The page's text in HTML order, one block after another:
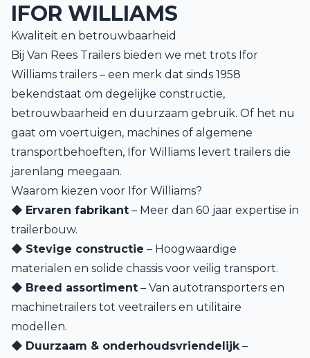
IFOR WILLIAMS
Kwaliteit en betrouwbaarheid
Bij Van Rees Trailers bieden we met trots Ifor
Williams trailers – een merk dat sinds 1958
bekendstaat om degelijke constructie,
betrouwbaarheid en duurzaam gebruik. Of het nu
gaat om voertuigen, machines of algemene
transportbehoeften, Ifor Williams levert trailers die
jarenlang meegaan.
Waarom kiezen voor Ifor Williams?
◆ Ervaren fabrikant – Meer dan 60 jaar expertise in
trailerbouw.
◆ Stevige constructie – Hoogwaardige
materialen en solide chassis voor veilig transport.
◆ Breed assortiment – Van autotransporters en
machinetrailers tot veetrailers en utilitaire
modellen.
◆ Duurzaam & onderhoudsvriendelijk–